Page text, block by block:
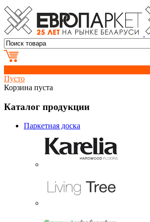
Пусто
Корзина пуста
Каталог продукции
Паркетная доска